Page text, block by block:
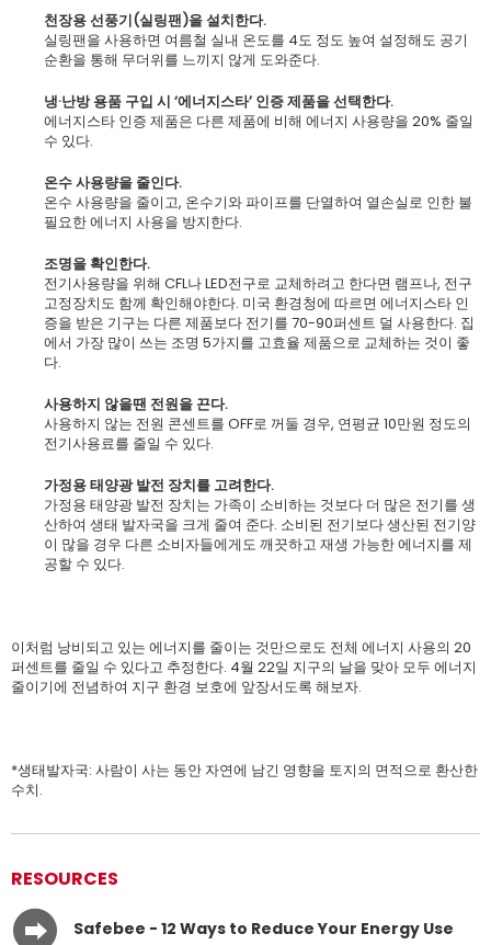
천장용 선풍기(실링팬)을 설치한다.
실링팬을 사용하면 여름철 실내 온도를 4도 정도 높여 설정해도 공기
순환을 통해 무더위를 느끼지 않게 도와준다.
냉·난방 용품 구입 시 ‘에너지스타’ 인증 제품을 선택한다.
에너지스타 인증 제품은 다른 제품에 비해 에너지 사용량을 20% 줄일
수 있다.
온수 사용량을 줄인다.
온수 사용량을 줄이고, 온수기와 파이프를 단열하여 열손실로 인한 불
필요한 에너지 사용을 방지한다.
조명을 확인한다.
전기사용량을 위해 CFL나 LED전구로 교체하려고 한다면 램프나, 전구
고정장치도 함께 확인해야한다. 미국 환경청에 따르면 에너지스타 인
증을 받은 기구는 다른 제품보다 전기를 70-90퍼센트 덜 사용한다. 집
에서 가장 많이 쓰는 조명 5가지를 고효율 제품으로 교체하는 것이 좋
다.
사용하지 않을땐 전원을 끈다.
사용하지 않는 전원 콘센트를 OFF로 꺼둘 경우, 연평균 10만원 정도의
전기사용료를 줄일 수 있다.
가정용 태양광 발전 장치를 고려한다.
가정용 태양광 발전 장치는 가족이 소비하는 것보다 더 많은 전기를 생
산하여 생태 발자국을 크게 줄여 준다. 소비된 전기보다 생산된 전기양
이 많을 경우 다른 소비자들에게도 깨끗하고 재생 가능한 에너지를 제
공할 수 있다.
이처럼 낭비되고 있는 에너지를 줄이는 것만으로도 전체 에너지 사용의 20
퍼센트를 줄일 수 있다고 추정한다. 4월 22일 지구의 날을 맞아 모두 에너지
줄이기에 전념하여 지구 환경 보호에 앞장서도록 해보자.
*생태발자국: 사람이 사는 동안 자연에 남긴 영향을 토지의 면적으로 환산한
수치.
RESOURCES
Safebee - 12 Ways to Reduce Your Energy Use